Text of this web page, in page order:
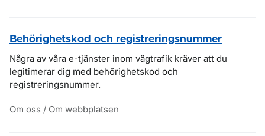
Behörighetskod och registreringsnummer
Några av våra e-tjänster inom vägtrafik kräver att du
legitimerar dig med behörighetskod och
registreringsnummer.
Om oss / Om webbplatsen